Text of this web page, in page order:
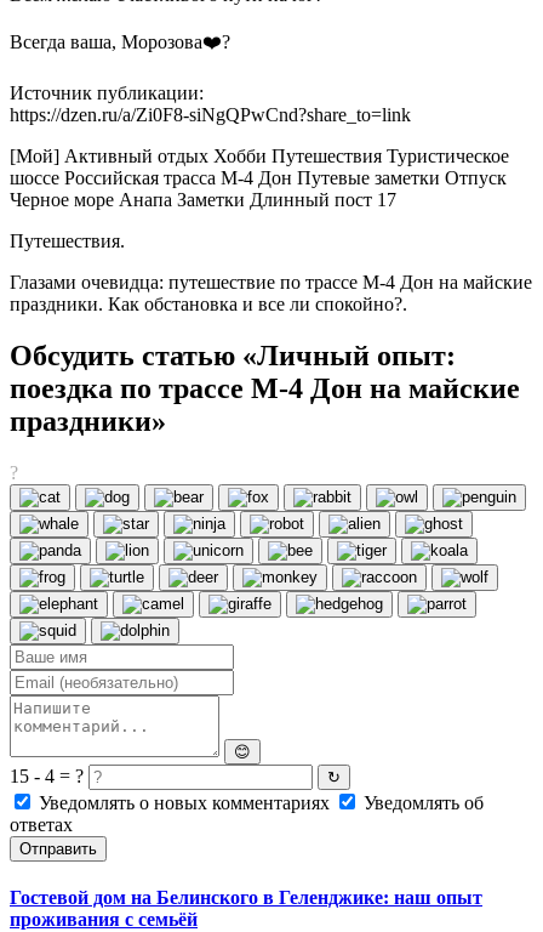
Всегда ваша, Морозова❤️‍?
Источник публикации:
https://dzen.ru/a/Zi0F8-siNgQPwCnd?share_to=link
[Мой] Активный отдых Хобби Путешествия Туристическое
шоссе Российская трасса М-4 Дон Путевые заметки Отпуск
Черное море Анапа Заметки Длинный пост 17
Путешествия.
Глазами очевидца: путешествие по трассе М-4 Дон на майские
праздники. Как обстановка и все ли спокойно?.
Обсудить статью «Личный опыт:
поездка по трассе М-4 Дон на майские
праздники»
?
😊
15 - 4 = ? ↻
Уведомлять о новых комментариях
Уведомлять об
ответах
Отправить
Гостевой дом на Белинского в Геленджике: наш опыт
проживания с семьёй